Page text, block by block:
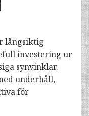
långsiktig
investering ur
synvinklar.
underhåll,
för